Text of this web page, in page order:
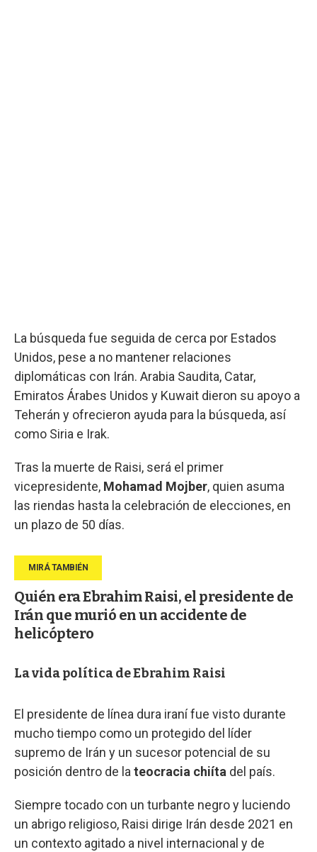
La búsqueda fue seguida de cerca por Estados
Unidos, pese a no mantener relaciones
diplomáticas con Irán. Arabia Saudita, Catar,
Emiratos Árabes Unidos y Kuwait dieron su apoyo a
Teherán y ofrecieron ayuda para la búsqueda, así
como Siria e Irak.
Tras la muerte de Raisi, será el primer
vicepresidente, Mohamad Mojber, quien asuma
las riendas hasta la celebración de elecciones, en
un plazo de 50 días.
Quién era Ebrahim Raisi, el presidente de
Irán que murió en un accidente de
helicóptero
La vida política de Ebrahim Raisi
El presidente de línea dura iraní fue visto durante
mucho tiempo como un protegido del líder
supremo de Irán y un sucesor potencial de su
posición dentro de la teocracia chiíta del país.
Siempre tocado con un turbante negro y luciendo
un abrigo religioso, Raisi dirige Irán desde 2021 en
un contexto agitado a nivel internacional y de